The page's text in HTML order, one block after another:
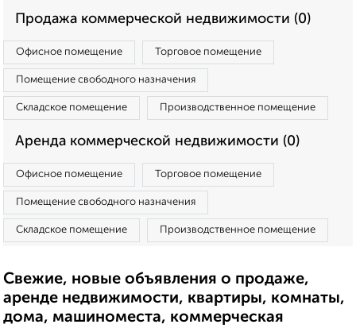
Продажа коммерческой недвижимости (0)
Офисное помещение Торговое помещение
Помещение свободного назначения
Складское помещение Производственное помещение
Аренда коммерческой недвижимости (0)
Офисное помещение Торговое помещение
Помещение свободного назначения
Складское помещение Производственное помещение
Свежие, новые объявления о продаже,
аренде недвижимости, квартиры, комнаты,
дома, машиноместа, коммерческая